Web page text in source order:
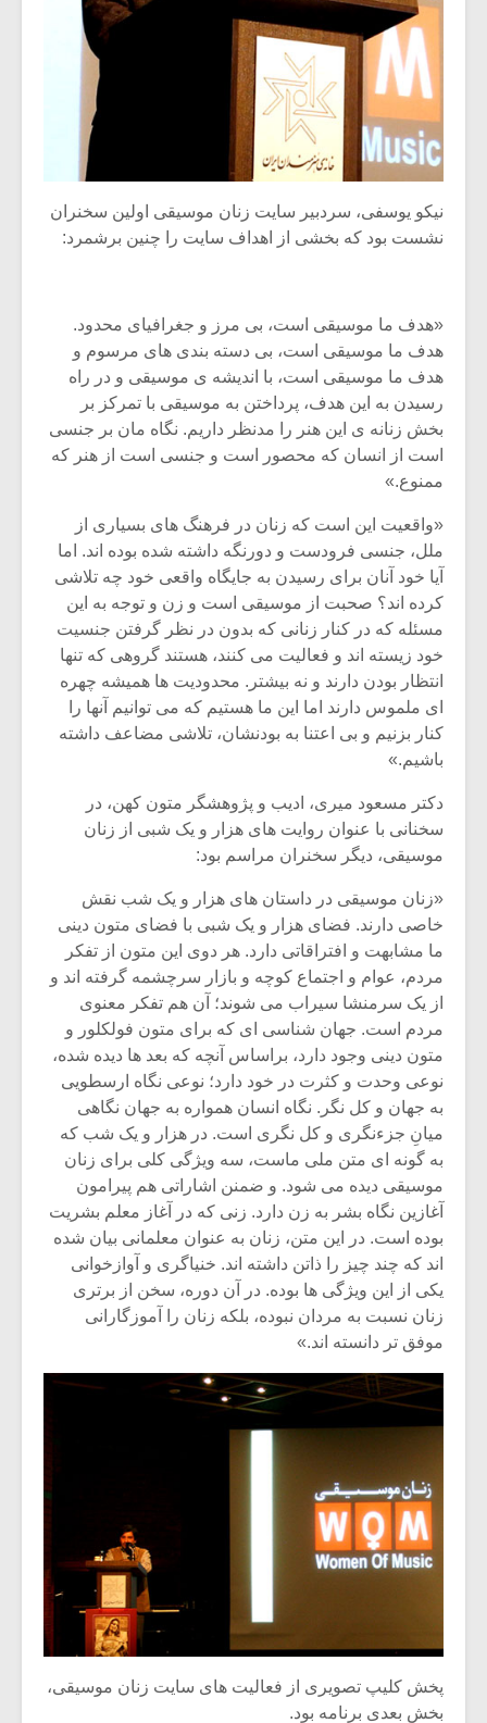
نیکو یوسفی، سردبیر سایت زنان موسیقی اولین سخنران
نشست بود که بخشی از اهداف سایت را چنین برشمرد:
«هدف ما موسیقی است، بی مرز و جغرافیای محدود.
هدف ما موسیقی است، بی دسته بندی های مرسوم و
هدف ما موسیقی است، با اندیشه ی موسیقی و در راه
رسیدن به این هدف، پرداختن به موسیقی با تمرکز بر
بخش زنانه ی این هنر را مدنظر داریم. نگاه مان بر جنسی
است از انسان که محصور است و جنسی است از هنر که
ممنوع.»
«واقعیت این است که زنان در فرهنگ های بسیاری از
ملل، جنسی فرودست و دورنگه داشته شده بوده اند. اما
آیا خود آنان برای رسیدن به جایگاه واقعی خود چه تلاشی
کرده اند؟ صحبت از موسیقی است و زن و توجه به این
مسئله که در کنار زنانی که بدون در نظر گرفتن جنسیت
خود زیسته اند و فعالیت می کنند، هستند گروهی که تنها
انتظار بودن دارند و نه بیشتر. محدودیت ها همیشه چهره
ای ملموس دارند اما این ما هستیم که می توانیم آنها را
کنار بزنیم و بی اعتنا به بودنشان، تلاشی مضاعف داشته
باشیم.»
دکتر مسعود میری، ادیب و پژوهشگر متون کهن، در
سخنانی با عنوان روایت های هزار و یک شبی از زنان
موسیقی، دیگر سخنران مراسم بود:
«زنان موسیقی در داستان های هزار و یک شب نقش
خاصی دارند. فضای هزار و یک شبی با فضای متون دینی
ما مشابهت و افتراقاتی دارد. هر دوی این متون از تفکر
مردم، عوام و اجتماع کوچه و بازار سرچشمه گرفته اند و
از یک سرمنشا سیراب می شوند؛ آن هم تفکر معنوی
مردم است. جهان شناسی ای که برای متون فولکلور و
متون دینی وجود دارد، براساس آنچه که بعد ها دیده شده،
نوعی وحدت و کثرت در خود دارد؛ نوعی نگاه ارسطویی
به جهان و کل نگر. نگاه انسان همواره به جهان نگاهی
میانِ جزءنگری و کل نگری است. در هزار و یک شب که
به گونه ای متن ملی ماست، سه ویژگی کلی برای زنان
موسیقی دیده می شود. و ضمنن اشاراتی هم پیرامون
آغازین نگاه بشر به زن دارد. زنی که در آغاز معلم بشریت
بوده است. در این متن، زنان به عنوان معلمانی بیان شده
اند که چند چیز را ذاتن داشته اند. خنیاگری و آوازخوانی
یکی از این ویژگی ها بوده. در آن دوره، سخن از برتری
زنان نسبت به مردان نبوده، بلکه زنان را آموزگارانی
موفق تر دانسته اند.»
پخش کلیپ تصویری از فعالیت های سایت زنان موسیقی،
بخش بعدی برنامه بود.
یادداشتی بر موسیقی
متن فیلم «متری
شیش و نیم»
اگر نمی توانی
مشهورترین باشی،
سکانسی